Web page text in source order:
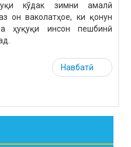
кўдак зимни амалӣ
он ваколатҳое, ки қонун
ҳуқуқи инсон пешбинӣ
Навбатӣ